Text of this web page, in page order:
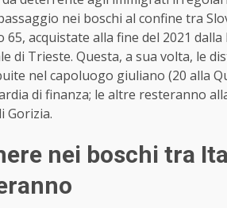
nei boschi al confine tra
65, acquistate alla fine del 2021
di Trieste. Questa, a sua volta, le
nel capoluogo giuliano (20 alla
di finanza; le altre resteranno
Gorizia.
nei boschi tra